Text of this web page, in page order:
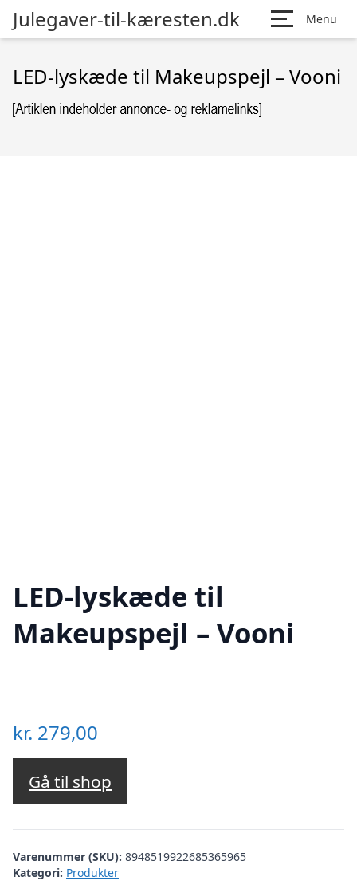
Julegaver-til-kæresten.dk Menu
LED-lyskæde til Makeupspejl – Vooni
LED-lyskæde til
Makeupspejl – Vooni
kr. 279,00
Gå til shop
Varenummer (SKU): 8948519922685365965
Kategori: Produkter